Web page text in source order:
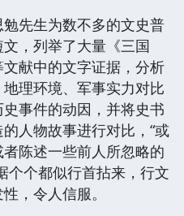
先生为数不多的文史普
，列举了大量《三国
献中的文字证据，分析
理环境、军事实力对比
事件的动因，并将史书
人物故事进行对比，“或
陈述一些前人所忽略的
个个都似行首拈来，行文
，令人信服。